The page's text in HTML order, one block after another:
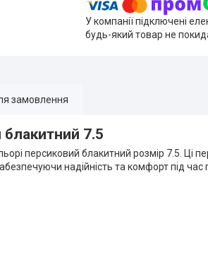
У компанії підключені
будь-який товар не
замовлення
7.5
персиковий блакитний розмір 7.5. Ці
надійність та комфорт під час